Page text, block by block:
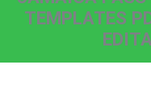
TEMPLATES